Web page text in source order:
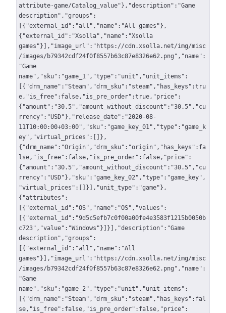
attribute-game/Catalog_value"},"description":"Game
description","groups":
[{"external_id":"all","name":"All games"},
{"external_id":"Xsolla","name":"Xsolla
games"}],"image_url":"https://cdn.xsolla.net/img/misc
/images/b79342cdf24f0f8557b63c87e8326e62.png","name":
"Game
name","sku":"game_1","type":"unit","unit_items":
[{"drm_name":"Steam","drm_sku":"steam","has_keys":tru
e,"is_free":false,"is_pre_order":true,"price":
{"amount":"30.5","amount_without_discount":"30.5","cu
rrency":"USD"},"release_date":"2020-08-
11T10:00:00+03:00","sku":"game_key_01","type":"game_k
ey","virtual_prices":[]},
{"drm_name":"Origin","drm_sku":"origin","has_keys":fa
lse,"is_free":false,"is_pre_order":false,"price":
{"amount":"30.5","amount_without_discount":"30.5","cu
rrency":"USD"},"sku":"game_key_02","type":"game_key",
"virtual_prices":[]}],"unit_type":"game"},
{"attributes":
[{"external_id":"OS","name":"OS","values":
[{"external_id":"9d5c5efb7c0f00a00fe4e3583f1215b0050b
c723","value":"Windows"}]}],"description":"Game
description","groups":
[{"external_id":"all","name":"All
games"}],"image_url":"https://cdn.xsolla.net/img/misc
/images/b79342cdf24f0f8557b63c87e8326e62.png","name":
"Game
name","sku":"game_2","type":"unit","unit_items":
[{"drm_name":"Steam","drm_sku":"steam","has_keys":fal
se,"is_free":false,"is_pre_order":false,"price":